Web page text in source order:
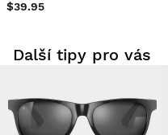
Barvy, jak je znázorněno
Odolný a pohodlný rám
Ověřený zákazník
$39.95
Další tipy pro vás